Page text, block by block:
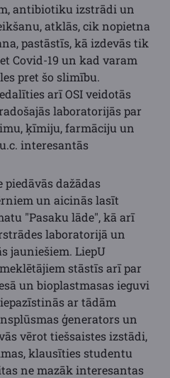
antibiotiku izstrādi un
atklās, cik nopietna
pastāstīs, kā izdevās tik
Covid-19 un kad varam
pret šo slimību.
arī OSI veidotās
laboratorijās par
ķīmiju, farmāciju un
interesantās
dažādas
un aicinās lasīt
"Pasaku lāde", kā arī
laboratorijā un
jauniešiem. LiepU
stāstīs arī par
un bioplastmasas ieguvi
ar tādām
ģenerators un
vērot tiešsaistes izstādi,
klausīties studentu
ne mazāk interesantas